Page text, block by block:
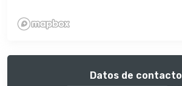
Datos de contacto